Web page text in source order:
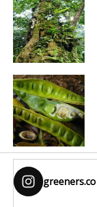
greeners.co